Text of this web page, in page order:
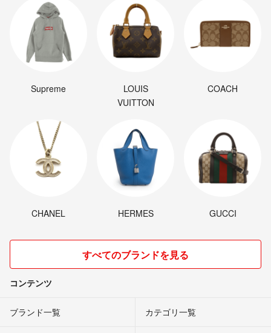
Supreme
LOUIS
VUITTON
COACH
CHANEL HERMES GUCCI
すべてのブランドを見る
コンテンツ
ブランド一覧 カテゴリ一覧